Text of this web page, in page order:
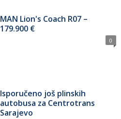
MAN Lion's Coach R07 –
179.900 €
0
Isporučeno još plinskih
autobusa za Centrotrans
Sarajevo